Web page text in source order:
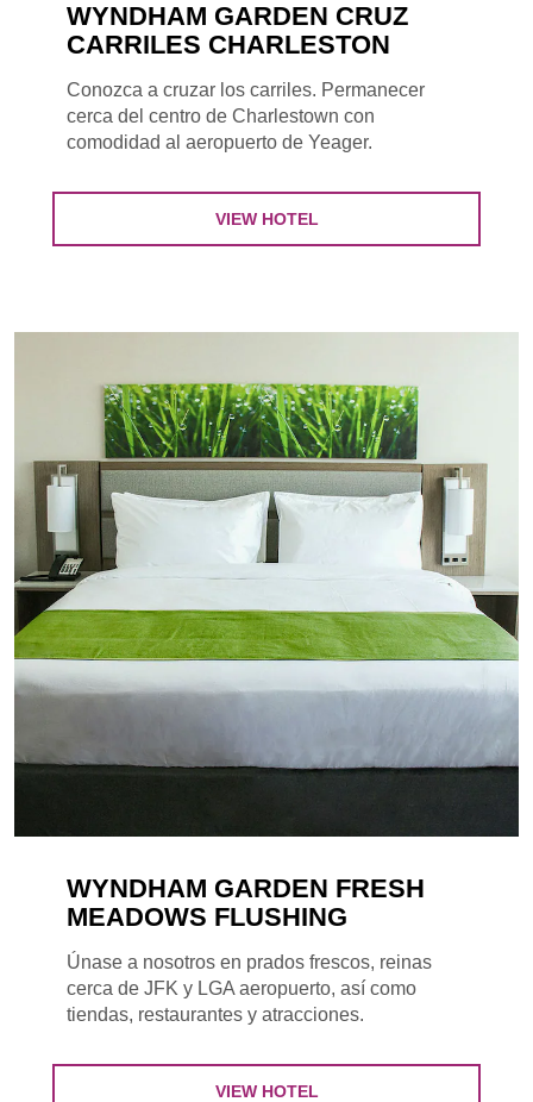
WYNDHAM GARDEN CRUZ
CARRILES CHARLESTON
Conozca a cruzar los carriles. Permanecer
cerca del centro de Charlestown con
comodidad al aeropuerto de Yeager.
VIEW HOTEL
WYNDHAM GARDEN FRESH
MEADOWS FLUSHING
Únase a nosotros en prados frescos, reinas
cerca de JFK y LGA aeropuerto, así como
tiendas, restaurantes y atracciones.
VIEW HOTEL